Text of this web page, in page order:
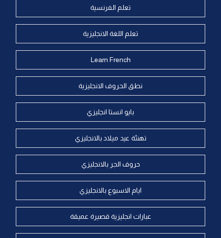
تعلم الفرنسية
تعلم اللغة الانجليزية
Learn French
نطق الحروف الانجليزية
بايو انستا انجليزي
تهنئة عيد ميلاد بالانجليزي
حروف الجر بالانجليزي
ايام الاسبوع بالانجليزي
عبارات انجليزية قصيرة عميقة